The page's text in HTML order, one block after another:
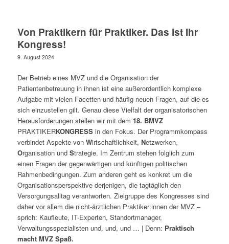
Von Praktikern für Praktiker. Das ist Ihr
Kongress!
9. August 2024
Der Betrieb eines MVZ und die Organisation der
Patientenbetreuung in ihnen ist eine außerordentlich komplexe
Aufgabe mit vielen Facetten und häufig neuen Fragen, auf die es
sich einzustellen gilt. Genau diese Vielfalt der organisatorischen
Herausforderungen stellen wir mit dem 18. BMVZ
PRAKTIKERKONGRESSin den Fokus. Der Programmkompass
verbindet Aspekte von Wirtschaftlichkeit, Netzwerken,
Organisation und Strategie. Im Zentrum stehen folglich zum
einen Fragen der gegenwärtigen und künftigen politischen
Rahmenbedingungen. Zum anderen geht es konkret um die
Organisationsperspektive derjenigen, die tagtäglich den
Versorgungsalltag verantworten. Zielgruppe des Kongresses sind
daher vor allem die nicht-ärztlichen Praktiker:innen der MVZ –
sprich: Kaufleute, IT-Experten, Standortmanager,
Verwaltungsspezialisten und, und, und … | Denn: Praktisch
macht MVZ Spaß.